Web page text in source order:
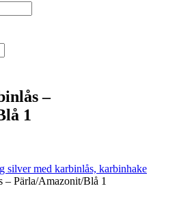
–
1
silver med karbinlås, karbinhake
– Pärla/Amazonit/Blå 1